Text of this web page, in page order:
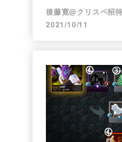
る方法【初心者向
2021/10/11